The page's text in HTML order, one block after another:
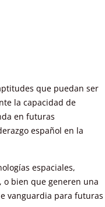
que puedan ser
la capacidad de
en futuras
español en la
espaciales,
o bien que generen una
vanguardia para futuras